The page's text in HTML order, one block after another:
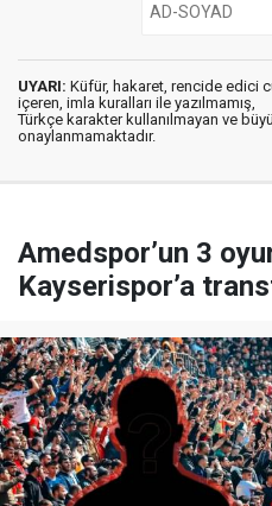
UYARI: Küfür, hakaret, rencide edici
içeren, imla kuralları ile yazılmamış,
Türkçe karakter kullanılmayan ve
onaylanmamaktadır.
Amedspor’un 3
Kayserispor’a